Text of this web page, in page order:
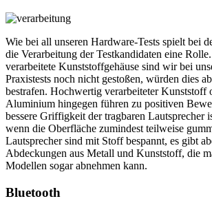
Wie bei all unseren Hardware-Tests spielt bei
die Verarbeitung der Testkandidaten eine
verarbeitete Kunststoffgehäuse sind wir bei
Praxistests noch nicht gestoßen, würden dies
bestrafen. Hochwertig verarbeiteter Kunststoff
Aluminium hingegen führen zu positiven
bessere Griffigkeit der tragbaren Lautsprecher
wenn die Oberfläche zumindest teilweise
Lautsprecher sind mit Stoff bespannt, es gibt
Abdeckungen aus Metall und Kunststoff, die
Modellen sogar abnehmen kann.
Bluetooth